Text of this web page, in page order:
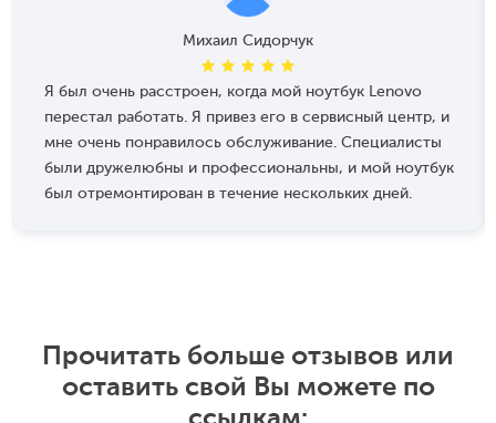
Михаил Сидорчук
Я был очень расстроен, когда мой ноутбук Lenovo
перестал работать. Я привез его в сервисный центр, и
мне очень понравилось обслуживание. Специалисты
были дружелюбны и профессиональны, и мой ноутбук
был отремонтирован в течение нескольких дней.
Прочитать больше отзывов или
оставить свой Вы можете по